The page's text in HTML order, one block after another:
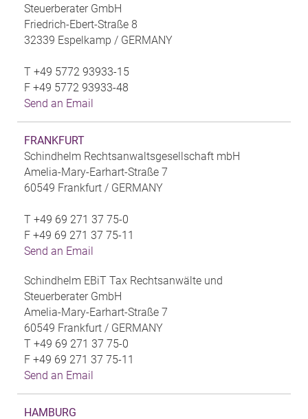
Steuerberater GmbH
Friedrich-Ebert-Straße 8
32339 Espelkamp / GERMANY
T +49 5772 93933-15
F +49 5772 93933-48
Send an Email
FRANKFURT
Schindhelm Rechtsanwaltsgesellschaft mbH
Amelia-Mary-Earhart-Straße 7
60549 Frankfurt / GERMANY
T +49 69 271 37 75-0
F +49 69 271 37 75-11
Send an Email
Schindhelm EBiT Tax Rechtsanwälte und
Steuerberater GmbH
Amelia-Mary-Earhart-Straße 7
60549 Frankfurt / GERMANY
T +49 69 271 37 75-0
F +49 69 271 37 75-11
Send an Email
HAMBURG